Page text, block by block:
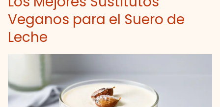
Veganos para el Suero de
Leche